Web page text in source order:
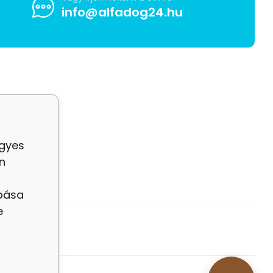
info@alfadog24.hu